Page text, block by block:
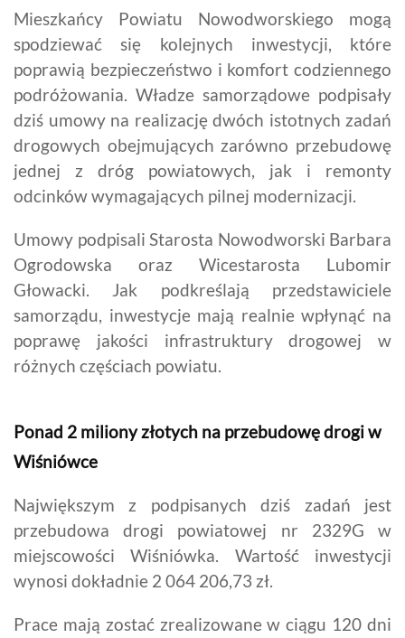
Mieszkańcy Powiatu Nowodworskiego mogą
spodziewać się kolejnych inwestycji, które
poprawią bezpieczeństwo i komfort codziennego
podróżowania. Władze samorządowe podpisały
dziś umowy na realizację dwóch istotnych zadań
drogowych obejmujących zarówno przebudowę
jednej z dróg powiatowych, jak i remonty
odcinków wymagających pilnej modernizacji.
Umowy podpisali Starosta Nowodworski Barbara
Ogrodowska oraz Wicestarosta Lubomir
Głowacki. Jak podkreślają przedstawiciele
samorządu, inwestycje mają realnie wpłynąć na
poprawę jakości infrastruktury drogowej w
różnych częściach powiatu.
Ponad 2 miliony złotych na przebudowę drogi w
Wiśniówce
Największym z podpisanych dziś zadań jest
przebudowa drogi powiatowej nr 2329G w
miejscowości Wiśniówka. Wartość inwestycji
wynosi dokładnie 2 064 206,73 zł.
Prace mają zostać zrealizowane w ciągu 120 dni